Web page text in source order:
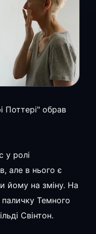
Поттері" обрав
у ролі
але в нього є
йому на зміну. На
Темного
Свінтон.